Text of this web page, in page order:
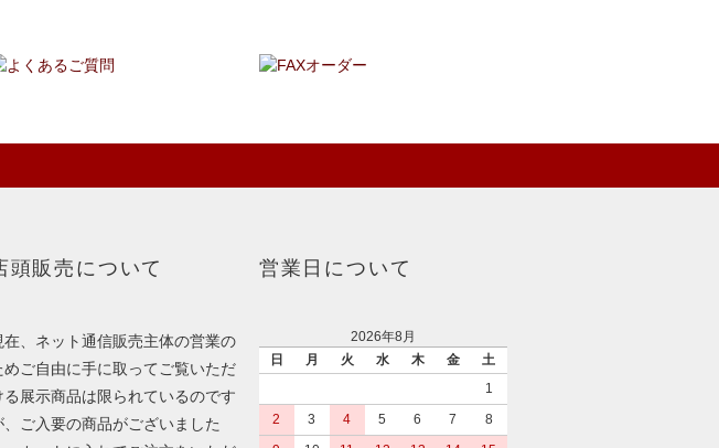
頭販売について
在、ネット通信販売主体の営業の
めご自由に手に取ってご覧いただ
る展示商品は限られているのです
、ご入要の商品がございました
営業日について
2026年8月
日
月 火 水 木 金
土
1
2
3 4 5 6 7
8